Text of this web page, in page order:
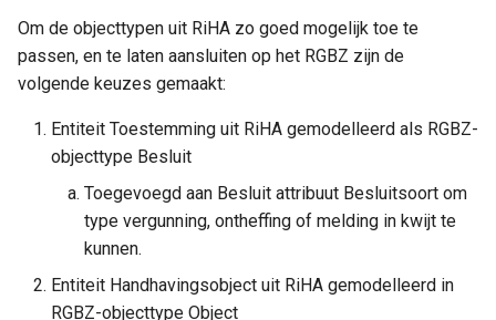
Om de objecttypen uit RiHA zo goed mogelijk toe te
passen, en te laten aansluiten op het RGBZ zijn de
volgende keuzes gemaakt:
Entiteit Toestemming uit RiHA gemodelleerd als RGBZ-
objecttype Besluit
Toegevoegd aan Besluit attribuut Besluitsoort om
type vergunning, ontheffing of melding in kwijt te
kunnen.
Entiteit Handhavingsobject uit RiHA gemodelleerd in
RGBZ-objecttype Object